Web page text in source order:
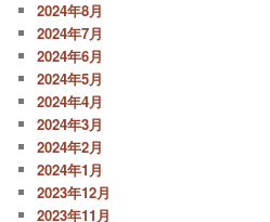
2024年8月
2024年7月
2024年6月
2024年5月
2024年4月
2024年3月
2024年2月
2024年1月
2023年12月
2023年11月